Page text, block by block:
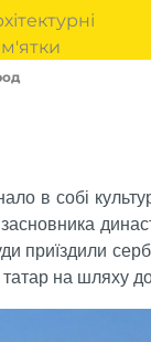
в собі
засновника
приїздили
на шляху до